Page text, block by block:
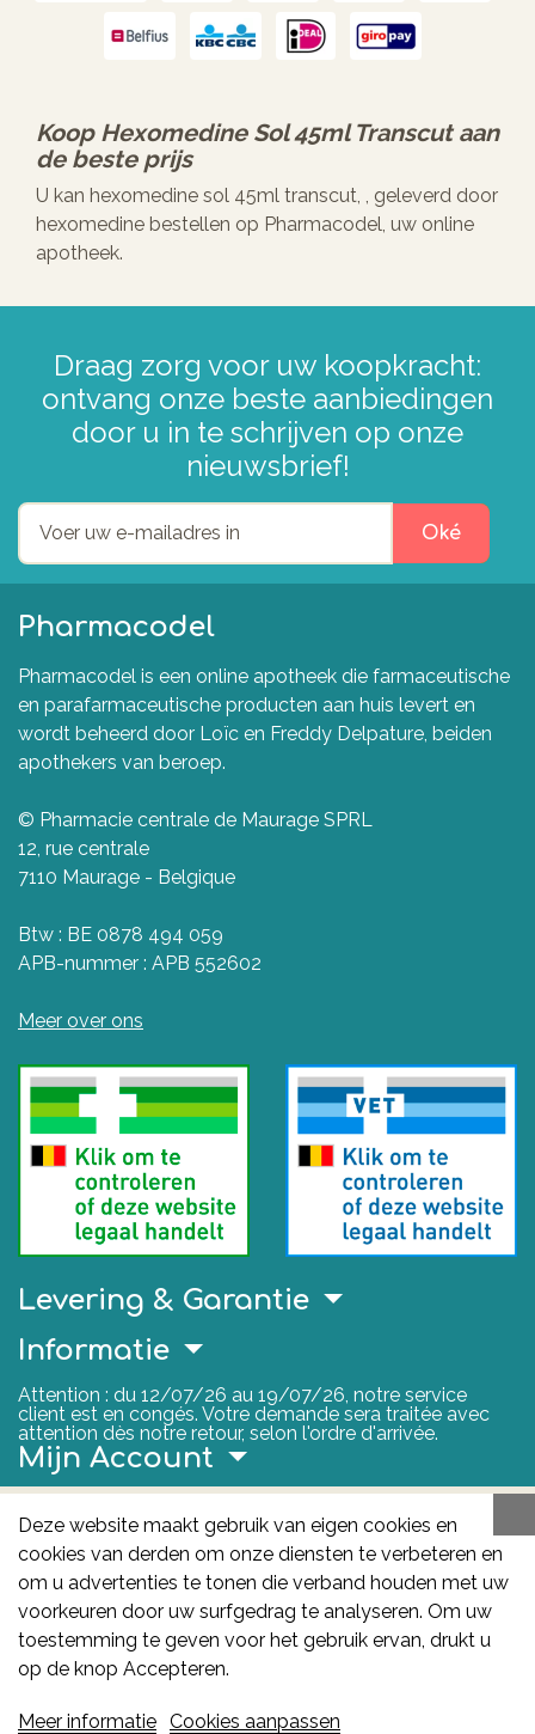
Koop Hexomedine Sol 45ml Transcutaan
de beste prijs
U kan hexomedine sol 45ml transcut, , geleverd door
hexomedine bestellen op Pharmacodel, uw online
apotheek.
Draag zorg voor uw koopkracht:
ontvang onze beste aanbiedingen
door u in te schrijven op onze
nieuwsbrief!
Oké
Pharmacodel
Pharmacodel is een online apotheek die farmaceutische
en parafarmaceutische producten aan huis levert en
wordt beheerd door Loïc en Freddy Delpature, beiden
apothekers van beroep.
© Pharmacie centrale de Maurage SPRL
12, rue centrale
7110 Maurage - Belgique
Btw : BE 0878 494 059
APB-nummer : APB 552602
Meer over ons
Levering & Garantie
Deze website maakt gebruik van eigen cookies en
cookies van derden om onze diensten te verbeteren en
om u advertenties te tonen die verband houden met uw
voorkeuren door uw surfgedrag te analyseren. Om uw
toestemming te geven voor het gebruik ervan, drukt u
op de knop Accepteren.
Meer informatie Cookies aanpassen
Informatie
Attention : du 12/07/26 au 19/07/26, notre service
client est en congés. Votre demande sera traitée avec
attention dès notre retour, selon l'ordre d'arrivée.
Mijn Account
Nuttige Links
FAGG
Het FAGG is de bevoegde autoriteit voor
geneesmiddelen en gezondheidsproducten in België.
Deze site valt onder haar controle.
Gezondheidsproducten - FAGG: Galileelaan 5/03